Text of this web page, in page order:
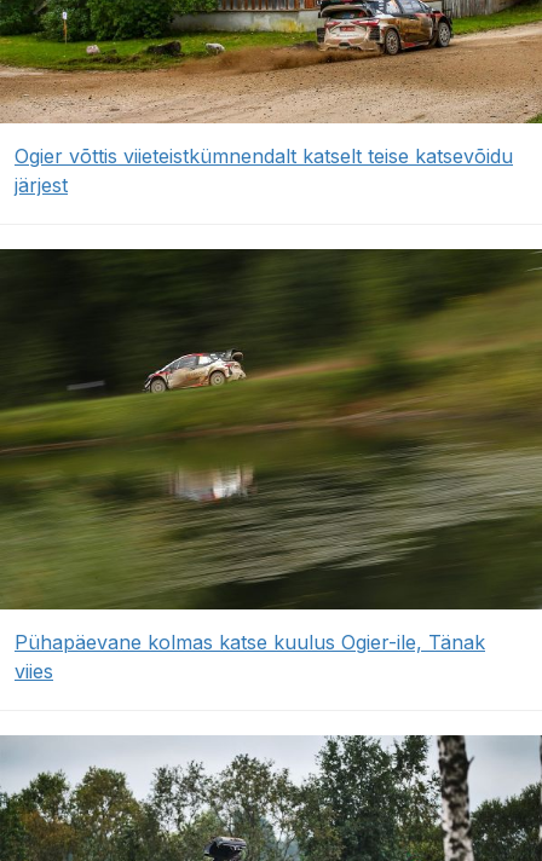
Ogier võttis viieteistkümnendalt katselt teise katsevõidu
järjest
Pühapäevane kolmas katse kuulus Ogier-ile, Tänak
viies